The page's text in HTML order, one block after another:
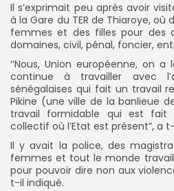
Il s’exprimait peu après avoir
à la Gare du TER de Thiaroye,
femmes et des filles pour des
domaines, civil, pénal, foncier,
‘’Nous, Union européenne, on
continue à travailler avec
sénégalaises qui fait un travail
Pikine (une ville de la banlieue
travail formidable qui est
collectif où l’Etat est présent”, a
Il y avait la police, des
femmes et tout le monde
pour pouvoir dire non aux
t-il indiqué.